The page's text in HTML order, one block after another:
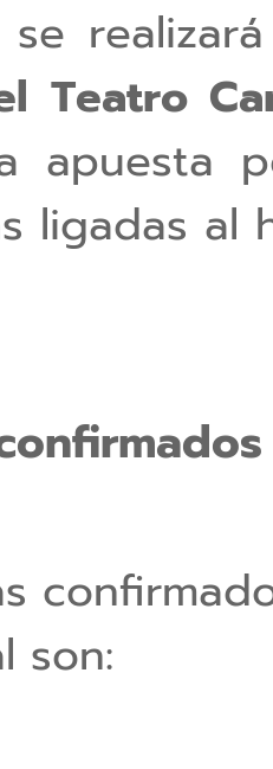
se
Teatro
apuesta
ligadas al
son: